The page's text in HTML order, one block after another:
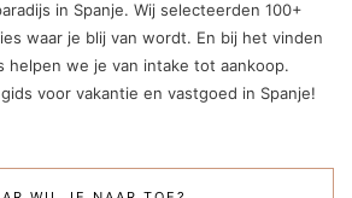
in Spanje. Wij selecteerden 100+
waar je blij van wordt. En bij het vinden
helpen we je van intake tot aankoop.
voor vakantie en vastgoed in Spanje!